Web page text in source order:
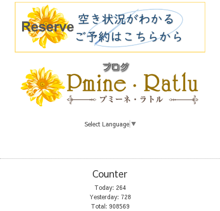
Select Language ▼
Counter
Today: 264
Yesterday: 728
Total: 908569